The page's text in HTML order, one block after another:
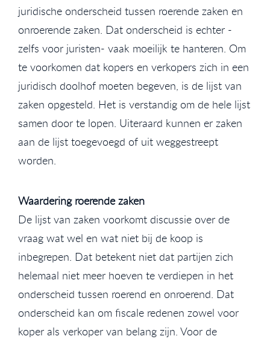
juridische onderscheid tussen roerende zaken en
onroerende zaken. Dat onderscheid is echter -
zelfs voor juristen- vaak moeilijk te hanteren. Om
te voorkomen dat kopers en verkopers zich in een
juridisch doolhof moeten begeven, is de lijst van
zaken opgesteld. Het is verstandig om de hele lijst
samen door te lopen. Uiteraard kunnen er zaken
aan de lijst toegevoegd of uit weggestreept
worden.
Waardering roerende zaken
De lijst van zaken voorkomt discussie over de
vraag wat wel en wat niet bij de koop is
inbegrepen. Dat betekent niet dat partijen zich
helemaal niet meer hoeven te verdiepen in het
onderscheid tussen roerend en onroerend. Dat
onderscheid kan om fiscale redenen zowel voor
koper als verkoper van belang zijn. Voor de